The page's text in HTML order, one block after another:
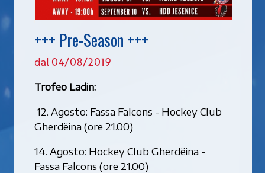
+++ Pre-Season +++
dal 04/08/2019
Trofeo Ladin:
12. Agosto: Fassa Falcons - Hockey Club
Gherdëina (ore 21.00)
14. Agosto: Hockey Club Gherdëina -
Fassa Falcons (ore 21.00)